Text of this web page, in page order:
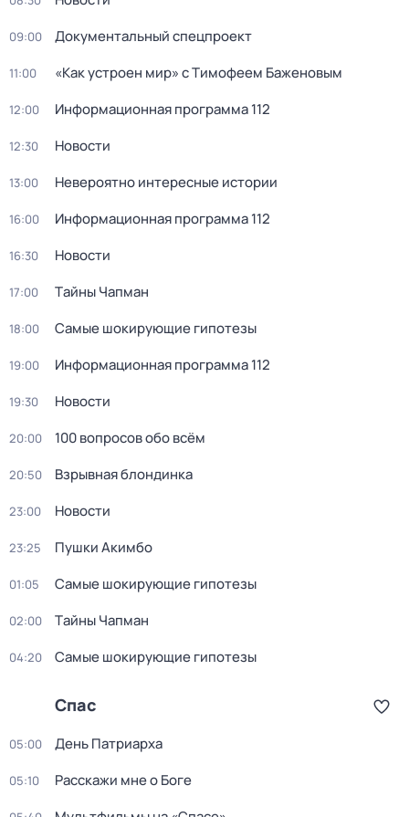
09:00 Докyментальный cпецпроект
11:00 «Как устроен мир» с Тимофеем Баженовым
12:00 Информационная программа 112
12:30 Новости
13:00 Невероятно интересные истории
16:00 Информационная программа 112
16:30 Новости
17:00 Тaйны Чапман
18:00 Самые шoкиpующие гипотезы
19:00 Информационная программа 112
19:30 Новости
20:00 100 вопросов обо всём
20:50 Взрывная блондинка
23:00 Новости
23:25 Пушки Акимбо
01:05 Самые шoкиpующие гипотезы
02:00 Тaйны Чапман
04:20 Самые шoкиpующие гипотезы
Спас
05:00 День Патриарха
05:10 Расскажи мне о Боге